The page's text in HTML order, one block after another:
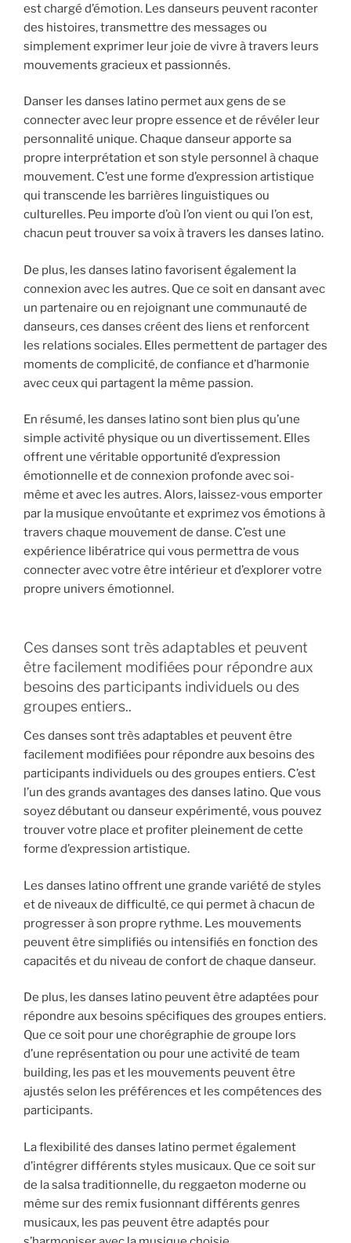
est chargé d’émotion. Les danseurs peuvent raconter
des histoires, transmettre des messages ou
simplement exprimer leur joie de vivre à travers leurs
mouvements gracieux et passionnés.
Danser les danses latino permet aux gens de se
connecter avec leur propre essence et de révéler leur
personnalité unique. Chaque danseur apporte sa
propre interprétation et son style personnel à chaque
mouvement. C’est une forme d’expression artistique
qui transcende les barrières linguistiques ou
culturelles. Peu importe d’où l’on vient ou qui l’on est,
chacun peut trouver sa voix à travers les danses latino.
De plus, les danses latino favorisent également la
connexion avec les autres. Que ce soit en dansant avec
un partenaire ou en rejoignant une communauté de
danseurs, ces danses créent des liens et renforcent
les relations sociales. Elles permettent de partager des
moments de complicité, de confiance et d’harmonie
avec ceux qui partagent la même passion.
En résumé, les danses latino sont bien plus qu’une
simple activité physique ou un divertissement. Elles
offrent une véritable opportunité d’expression
émotionnelle et de connexion profonde avec soi-
même et avec les autres. Alors, laissez-vous emporter
par la musique envoûtante et exprimez vos émotions à
travers chaque mouvement de danse. C’est une
expérience libératrice qui vous permettra de vous
connecter avec votre être intérieur et d’explorer votre
propre univers émotionnel.
Ces danses sont très adaptables et peuvent
être facilement modifiées pour répondre aux
besoins des participants individuels ou des
groupes entiers..
Ces danses sont très adaptables et peuvent être
facilement modifiées pour répondre aux besoins des
participants individuels ou des groupes entiers. C’est
l’un des grands avantages des danses latino. Que vous
soyez débutant ou danseur expérimenté, vous pouvez
trouver votre place et profiter pleinement de cette
forme d’expression artistique.
Les danses latino offrent une grande variété de styles
et de niveaux de difficulté, ce qui permet à chacun de
progresser à son propre rythme. Les mouvements
peuvent être simplifiés ou intensifiés en fonction des
capacités et du niveau de confort de chaque danseur.
De plus, les danses latino peuvent être adaptées pour
répondre aux besoins spécifiques des groupes entiers.
Que ce soit pour une chorégraphie de groupe lors
d’une représentation ou pour une activité de team
building, les pas et les mouvements peuvent être
ajustés selon les préférences et les compétences des
participants.
La flexibilité des danses latino permet également
d’intégrer différents styles musicaux. Que ce soit sur
de la salsa traditionnelle, du reggaeton moderne ou
même sur des remix fusionnant différents genres
musicaux, les pas peuvent être adaptés pour